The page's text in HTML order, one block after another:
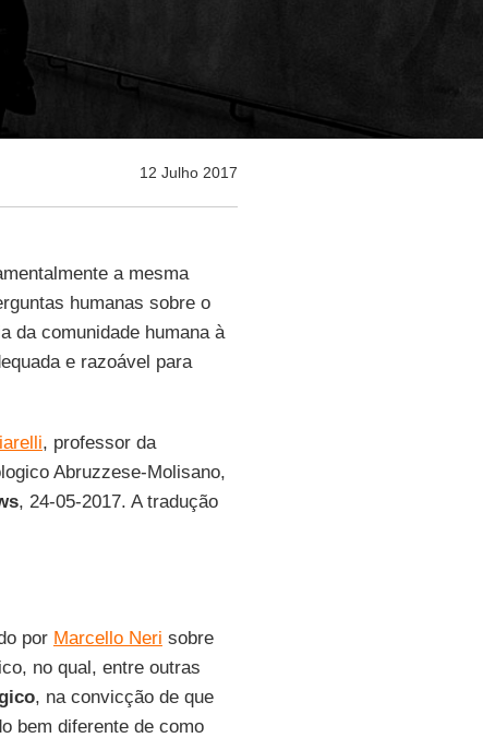
12 Julho 2017
a mesma
humanas sobre o
da comunidade humana à
e razoável para
, professor da
Abruzzese-Molisano,
, 24-05-2017. A tradução
por Marcello Neri sobre
no qual, entre outras
, na convicção de que
bem diferente de como